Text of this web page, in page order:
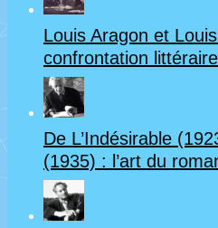
Michel
Leiris
(cours
annulé
en
raison
à
Jean-
Paul
Sartre
–
3e
séance
Louis Aragon et
confrontation
De L’Indésirable
(1935) : l’art du